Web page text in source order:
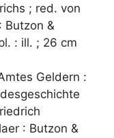
; red. von
Butzon &
: ill. ; 26 cm
Geldern :
: Butzon &